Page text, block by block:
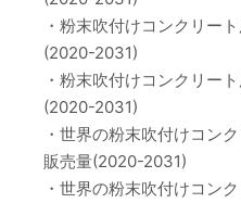
・粉末吹付けコンクリー
(2020-2031)
・粉末吹付けコンクリー
(2020-2031)
・世界の粉末吹付けコン
販売量(2020-2031)
・世界の粉末吹付けコン